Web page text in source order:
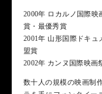
2000年 ロカルノ国際
賞・最優秀賞
2001年 山形国際ドキ
盟賞
2002年 カンヌ国際映画
数十人の規模の映画制